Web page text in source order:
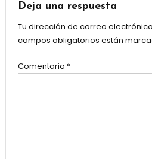
Deja una respuesta
Tu dirección de correo
campos obligatorios están
Comentario *